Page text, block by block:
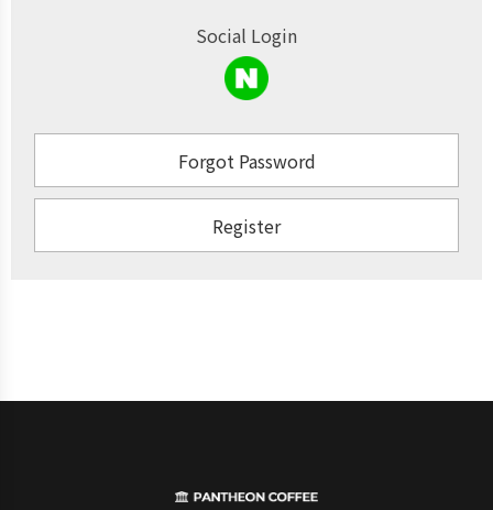
Social Login
Forgot Password
Register